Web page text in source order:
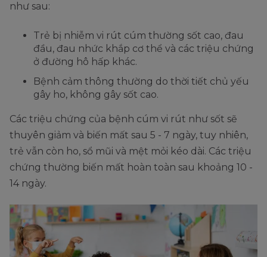
như sau:
Trẻ bị nhiễm vi rút cúm thường sốt cao, đau
đầu, đau nhức khắp cơ thể và các triệu chứng
ở đường hô hấp khác.
Bệnh cảm thông thường do thời tiết chủ yếu
gây ho, không gây sốt cao.
Các triệu chứng của bệnh cúm vi rút như sốt sẽ
thuyên giảm và biến mất sau 5 - 7 ngày, tuy nhiên,
trẻ vẫn còn ho, sổ mũi và mệt mỏi kéo dài. Các triệu
chứng thường biến mất hoàn toàn sau khoảng 10 -
14 ngày.